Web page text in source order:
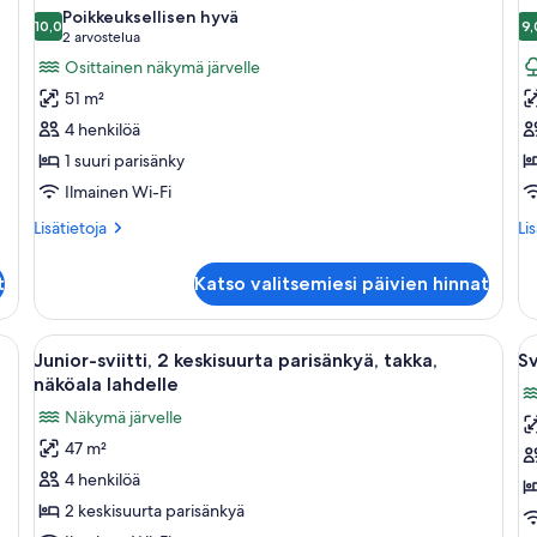
huonetyypin
Luksussviitti,
1
suuri
parisänky
(Lakefront)
kuvat
10,010,0 kautta 10
Poikkeuksellisen hyvä
2 arvostelua
(2
arvostelua)
Osittainen näkymä järvelle
51 m²
4 henkilöä
1 suuri parisänky
Ilmainen Wi-Fi
Lisätietoja
Lisätietoja
suuri
parisänky
(Lakefront)
Katso valitsemiesi päivien hinnat
1
sohva, tuoli, pieni pöytä lampun kanssa ja ikkuna, josta avautuu
Avaa
kaikki
Junior-
sviitti,
2
keskisuurta
Moderni olohuone, jossa on sohva,
3
Junior-sviitti, 2 keskisuurta parisänkyä, takka,
näköala lahdelle
Näkymä järvelle
47 m²
4 henkilöä
2 keskisuurta parisänkyä
1